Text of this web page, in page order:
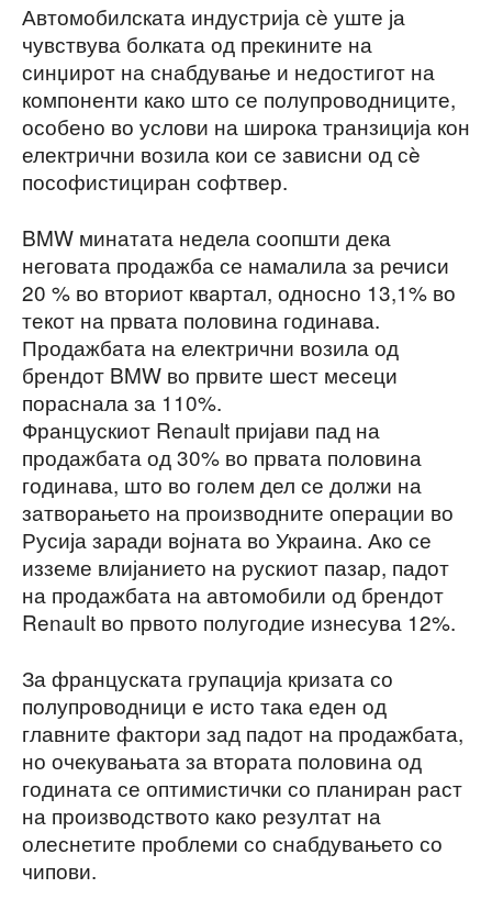
Автомобилската индустрија сè уште ја
чувствува болката од прекините на
синџирот на снабдување и недостигот на
компоненти како што се полупроводниците,
особено во услови на широка транзиција кон
електрични возила кои се зависни од сè
пософистициран софтвер.
BMW минатата недела соопшти дека
неговата продажба се намалила за речиси
20 % во вториот квартал, односно 13,1% во
текот на првата половина годинава.
Продажбата на електрични возила од
брендот BMW во првите шест месеци
пораснала за 110%.
Францускиот Renault пријави пад на
продажбата од 30% во првата половина
годинава, што во голем дел се должи на
затворањето на производните операции во
Русија заради војната во Украина. Ако се
изземе влијанието на рускиот пазар, падот
на продажбата на автомобили од брендот
Renault во првото полугодие изнесува 12%.
За француската групација кризата со
полупроводници е исто така еден од
главните фактори зад падот на продажбата,
но очекувањата за втората половина од
годината се оптимистички со планиран раст
на производството како резултат на
олеснетите проблеми со снабдувањето со
чипови.